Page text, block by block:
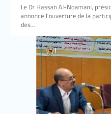
Le Dr Hassan Al-Noamani,
annoncé l'ouverture de la
des…